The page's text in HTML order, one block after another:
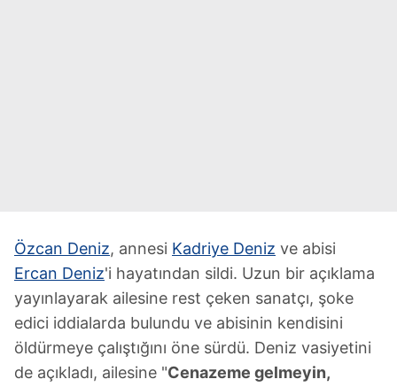
Özcan Deniz, annesi Kadriye Deniz ve abisi
Ercan Deniz'i hayatından sildi. Uzun bir açıklama
yayınlayarak ailesine rest çeken sanatçı, şoke
edici iddialarda bulundu ve abisinin kendisini
öldürmeye çalıştığını öne sürdü. Deniz vasiyetini
de açıkladı, ailesine "Cenazeme gelmeyin,